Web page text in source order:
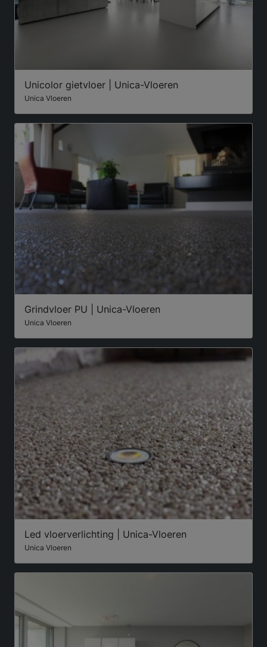
Unicolor gietvloer | Unica-Vloeren
Unica Vloeren
Grindvloer PU | Unica-Vloeren
Unica Vloeren
Led vloerverlichting | Unica-Vloeren
Unica Vloeren